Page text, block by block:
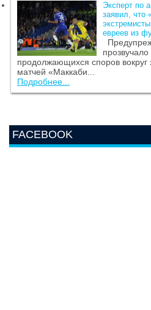
Эксперт по
заявил, что
евреев из
продолжающихся споров
матчей «Маккаби...
Подробнее...
FACEBOOK